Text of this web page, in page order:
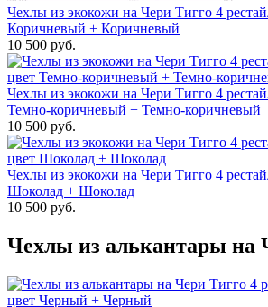
Чехлы из экокожи на Чери Тигго 4
Коричневый + Коричневый
10 500 руб.
Чехлы из экокожи на Чери Тигго 4
Темно-коричневый + Темно-коричневый
10 500 руб.
Чехлы из экокожи на Чери Тигго 4
Шоколад + Шоколад
10 500 руб.
Чехлы из алькантары на